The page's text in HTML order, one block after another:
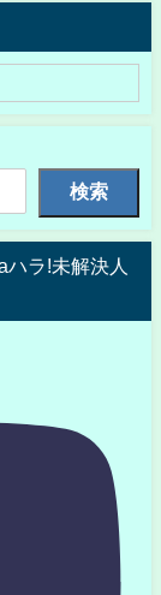
検索
ラ!未解決人